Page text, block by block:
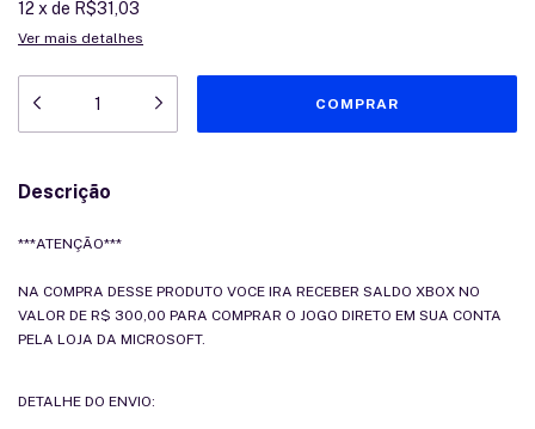
12 x de R$31,03
Ver mais detalhes
Descrição
***ATENÇÃO***
NA COMPRA DESSE PRODUTO VOCE IRA RECEBER SALDO XBOX NO
VALOR DE R$ 300,00 PARA COMPRAR O JOGO DIRETO EM SUA CONTA
PELA LOJA DA MICROSOFT.
DETALHE DO ENVIO: